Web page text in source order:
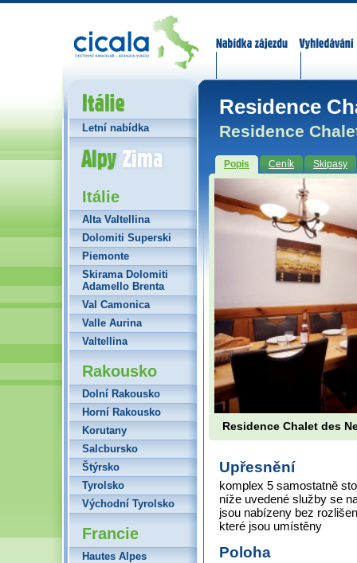
Residence
Residence
Popis Ceník Skipasy
Residence Chalet des
Upřesnění
komplex 5 samostatně
níže uvedené služby se
jsou nabízeny bez
které jsou umístěny
Poloha
Itálie
Letní nabídka
Alpy Zima
Itálie
Alta Valtellina
Dolomiti Superski
Piemonte
Skirama Dolomiti
Adamello Brenta
Val Camonica
Valle Aurina
Valtellina
Rakousko
Dolní Rakousko
Horní Rakousko
Korutany
Salcbursko
Štýrsko
Tyrolsko
Východní Tyrolsko
Francie
Hautes Alpes